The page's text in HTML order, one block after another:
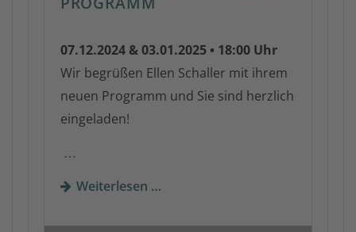
07.12.2024 & 03.01.2025 • 18:00 Uhr
Wir begrüßen Ellen Schaller mit ihrem
neuen Programm und Sie sind herzlich
eingeladen!
…
Weiterlesen …